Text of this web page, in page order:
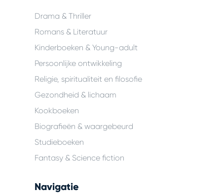
Drama & Thriller
Romans & Literatuur
Kinderboeken & Young-adult
Persoonlijke ontwikkeling
Religie, spiritualiteit en filosofie
Gezondheid & lichaam
Kookboeken
Biografieën & waargebeurd
Studieboeken
Fantasy & Science fiction
Navigatie